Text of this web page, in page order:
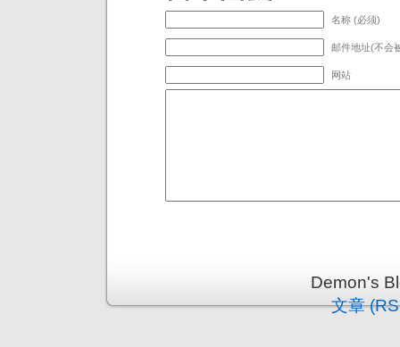
名称 (必须)
邮件地址(不会
网站
Demon's
文章